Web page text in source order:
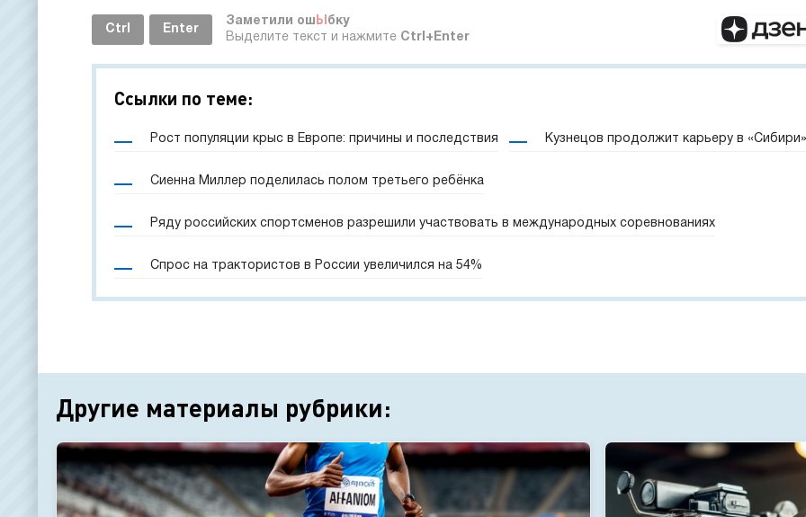
Ctrl Enter
Заметили ош Ы бку
Выделите текст и нажмите Ctrl+Enter
Ссылки по теме:
Рост популяции крыс в Европе: причины и последствия Кузнецов продолжит карьеру в «Сибири»
Сиенна Миллер поделилась полом третьего ребёнка
Ряду российских спортсменов разрешили участвовать в международных соревнованиях
Спрос на трактористов в России увеличился на 54%
Другие материалы рубрики: